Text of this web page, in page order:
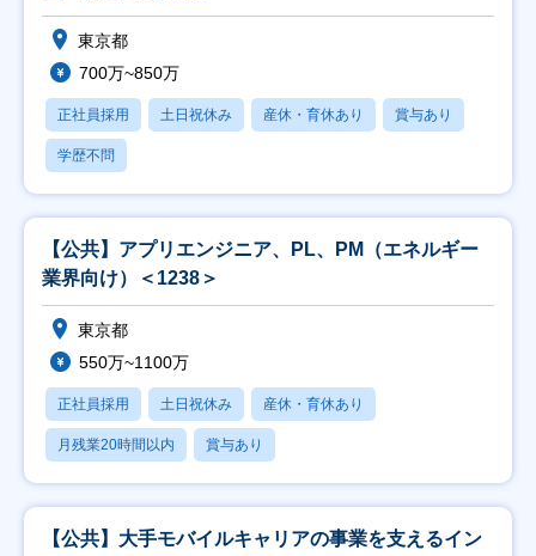
東京都
700万~850万
正社員採用 土日祝休み 産休・育休あり 賞与あり
学歴不問
【公共】アプリエンジニア、PL、PM（エネルギー
業界向け）＜1238＞
東京都
550万~1100万
正社員採用 土日祝休み 産休・育休あり
月残業20時間以内 賞与あり
【公共】大手モバイルキャリアの事業を支えるイン